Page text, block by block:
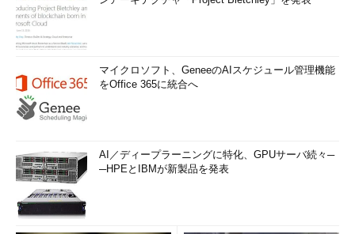
マイクロソフト、GeneeのAIスケジュール管理機能
をOffice 365に統合へ
AI／ディープラーニングに特化、GPUサーバ続々─
─HPEとIBMが新製品を発表